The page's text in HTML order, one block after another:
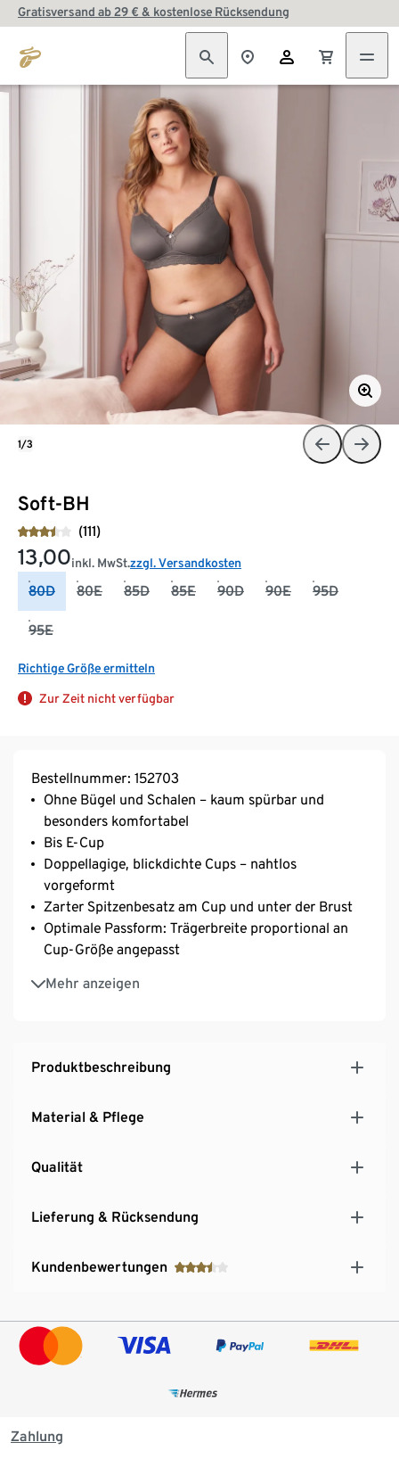
Gratisversand ab 29 € & kostenlose Rücksendung
Soft-BH
(111)
13,00inkl. MwSt.zzgl. Versandkosten
80D 80E 85D 85E 90D 90E 95D
95E
Richtige Größe ermitteln
Zur Zeit nicht verfügbar
1/3
Bestellnummer: 152703
Ohne Bügel und Schalen – kaum spürbar und
besonders komfortabel
Bis E-Cup
Doppellagige, blickdichte Cups – nahtlos
vorgeformt
Zarter Spitzenbesatz am Cup und unter der Brust
Optimale Passform: Trägerbreite proportional an
Cup-Größe angepasst
Mehr anzeigen
Unterwäsche mit längenverstellbaren Trägern
3-fach verstellbarer SoftSeal®-Häkchenverschluss
Mit hochwertigem Markenelasthan für
guten Halt
Produktbeschreibung
Material & Pflege
Qualität
Lieferung & Rücksendung
Kundenbewertungen
Zahlung